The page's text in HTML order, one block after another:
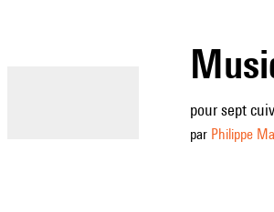
pour sept
par Philippe